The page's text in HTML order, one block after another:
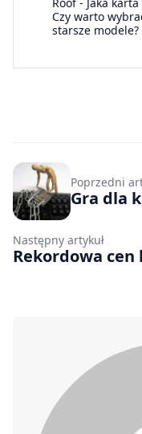
Czy warto
starsze modele?
Poprzedni
Gra dla
Następny artykuł
Rekordowa